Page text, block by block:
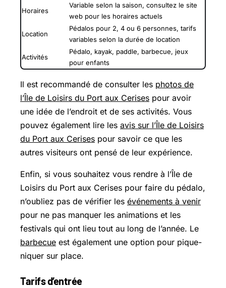
Horaires
Variable selon la saison, consultez le site
web pour les horaires actuels
Location
Pédalos pour 2, 4 ou 6 personnes, tarifs
variables selon la durée de location
Activités
Pédalo, kayak, paddle, barbecue, jeux
pour enfants
Il est recommandé de consulter les photos de
l’Île de Loisirs du Port aux Cerises pour avoir
une idée de l’endroit et de ses activités. Vous
pouvez également lire les avis sur l’Île de Loisirs
du Port aux Cerises pour savoir ce que les
autres visiteurs ont pensé de leur expérience.
Enfin, si vous souhaitez vous rendre à l’Île de
Loisirs du Port aux Cerises pour faire du pédalo,
n’oubliez pas de vérifier les événements à venir
pour ne pas manquer les animations et les
festivals qui ont lieu tout au long de l’année. Le
barbecue est également une option pour pique-
niquer sur place.
Tarifs d’entrée